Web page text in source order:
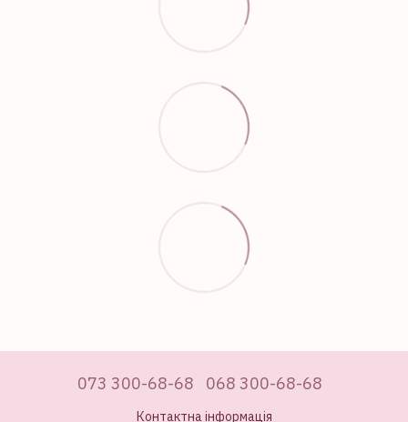
073 300-68-68 068 300-68-68
Контактна інформація